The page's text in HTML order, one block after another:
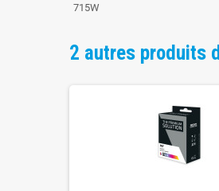
715W
2 autres produits